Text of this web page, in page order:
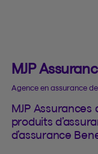
MJP
Agence en assurance
MJP
produits
d’assurance